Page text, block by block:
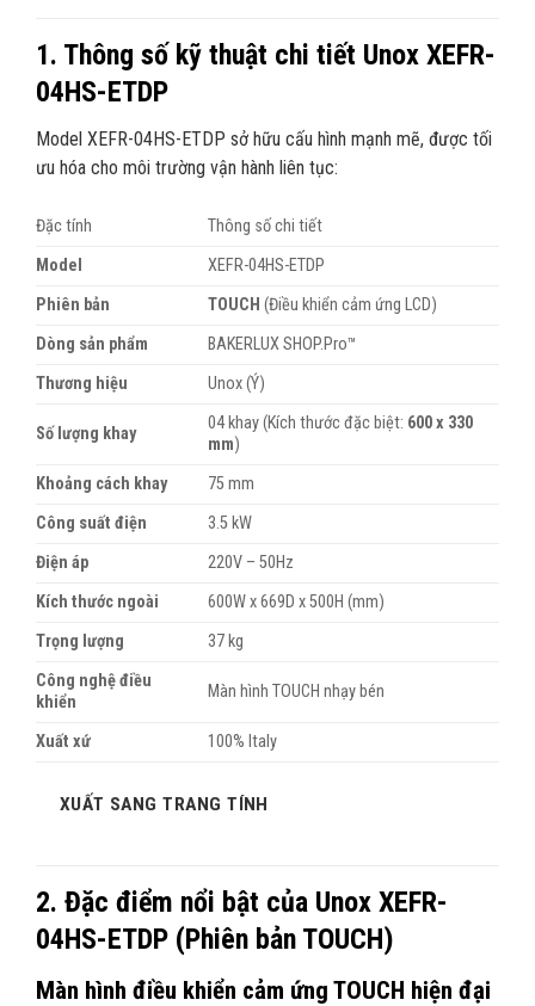
1. Thông số kỹ thuật chi tiết Unox XEFR-
04HS-ETDP
Model XEFR-04HS-ETDP sở hữu cấu hình mạnh mẽ, được tối
ưu hóa cho môi trường vận hành liên tục:
Đặc tính
Thông số chi tiết
Model
XEFR-04HS-ETDP
Phiên bản
TOUCH (Điều khiển cảm ứng LCD)
Dòng sản phẩm
BAKERLUX SHOP.Pro™
Thương hiệu
Unox (Ý)
Số lượng khay
04 khay (Kích thước đặc biệt: 600 x 330
mm)
Khoảng cách khay
75 mm
Công suất điện
3.5 kW
Điện áp
220V – 50Hz
Kích thước ngoài
600W x 669D x 500H (mm)
Trọng lượng
37 kg
Công nghệ điều
khiển
Màn hình TOUCH nhạy bén
Xuất xứ 100% Italy
XUẤT SANG TRANG TÍNH
2. Đặc điểm nổi bật của Unox XEFR-
04HS-ETDP (Phiên bản TOUCH)
Màn hình điều khiển cảm ứng TOUCH hiện đại